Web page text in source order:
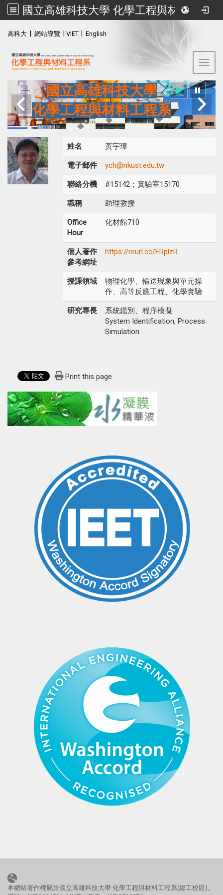
國立高雄科技大學 化學工程與材料工程系
高科大 網站導覽 VIET. English
國立高雄科技大學
化學工程與材料工程系
姓名 黃宇璋
電子郵件 ych@nkust.edu.tw
聯絡分機 #15142；實驗室15170
職稱 助理教授
Office
Hour
化材館710
個人著作
參考網址
https://reurl.cc/ERplzR
授課領域
物理化學、輸送現象與單元操
作、高等反應工程、化學實驗
研究專長
系統鑑別、程序模擬
System Identification, Process
Simulation
Print this page
本網站著作權屬於國立高雄科技大學 化學工程與材料工程系(建工校區)。